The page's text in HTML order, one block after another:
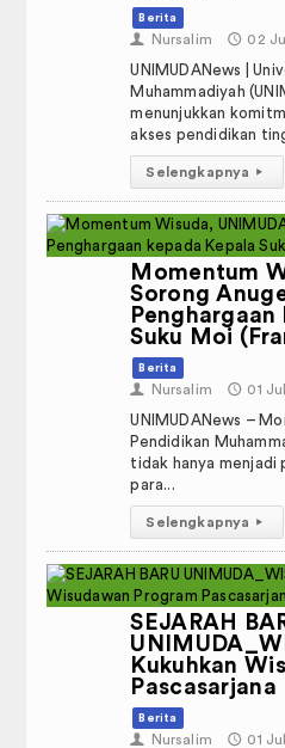
Ilmu Sosial dan Humaniora
Ma'had Bilal Bin Rabah
Sarana dan Prasarana
Gedung Kuliah dan Kantor
Laboratorium
Perpustakaan, Asrama, dan
Ekonomi Kreatif
Fasilitas Penunjang
KUMPULAN SOP (STANDARD
OPERATING PROCEDURE)
PIBK UNIMUDA
PEDOMAN, PANDUAN, DAN
Berita
👤 Nursalim 🕔 02
UNIMUDANews |
Muhammadiyah
menunjukkan
akses pendidikan
Selengkapnya ▸
Momentum
Sorong
Penghargaan
Suku Moi
Berita
👤 Nursalim 🕔 01
UNIMUDANews –
Pendidikan
tidak hanya menjadi
para...
Selengkapnya ▸
SEJARAH
Kukuhkan
Pascasarjana
Berita
👤 Nursalim 🕔 01